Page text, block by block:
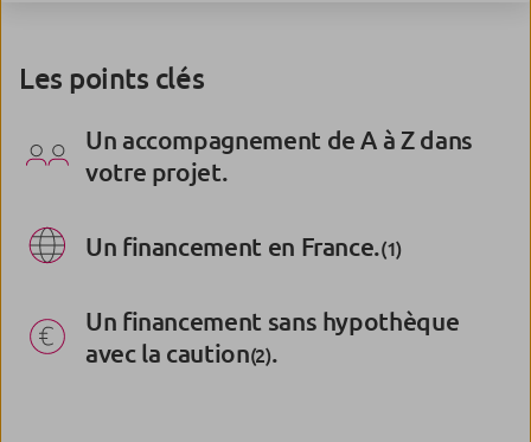
Les points clés
Un accompagnement de A à Z dans
votre projet.
Un financement en France.(1)
Un financement sans hypothèque
avec la caution(2).